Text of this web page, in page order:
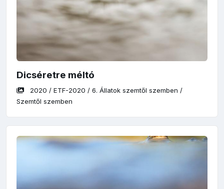
Dicséretre méltó
2020 / ETF-2020 / 6. Állatok szemtől szemben /
Szemtől szemben